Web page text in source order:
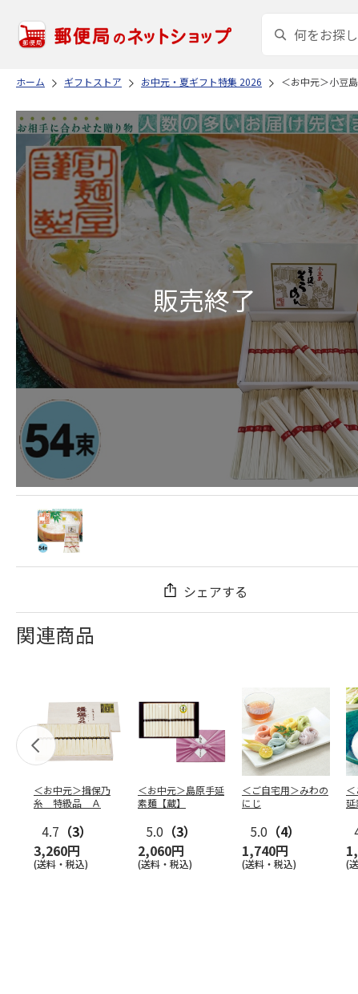
ホーム ギフトストア お中元・夏ギフト特集 2026 ＜お中元＞小豆
シェアする
関連商品
＜お中元＞揖保乃
糸 特級品 Ａ
4.7 （3）
3,260円
(送料・税込)
＜お中元＞島原手延
素麺【蔵】
5.0 （3）
2,060円
(送料・税込)
＜ご自宅用＞みわの
にじ
5.0 （4）
1,740円
(送料・税込)
延
(